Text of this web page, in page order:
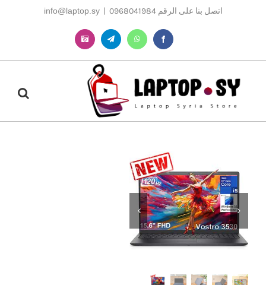
اتصل بنا على الرقم 0968041984 |
info@laptop.sy
Facebook
WhatsApp
Telegram
Instagram